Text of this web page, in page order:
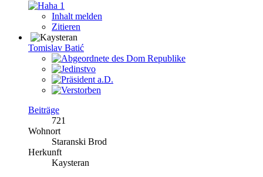
1
Inhalt melden
Zitieren
Tomislav Batić
Beiträge
721
Wohnort
Staranski Brod
Herkunft
Kaysteran